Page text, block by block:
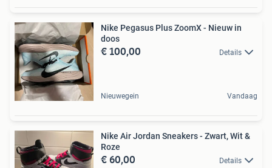
Nike Pegasus Plus ZoomX - Nieuw in
doos
€ 100,00 Details
Nieuwegein Vandaag
Nike Air Jordan Sneakers - Zwart, Wit &
Roze
€ 60,00 Details